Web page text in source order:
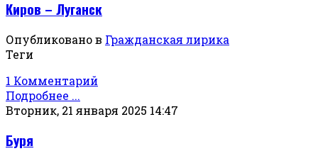
Киров – Луганск
Опубликовано в Гражданская лирика
Теги
1 Комментарий
Подробнее ...
Вторник, 21 января 2025 14:47
Буря